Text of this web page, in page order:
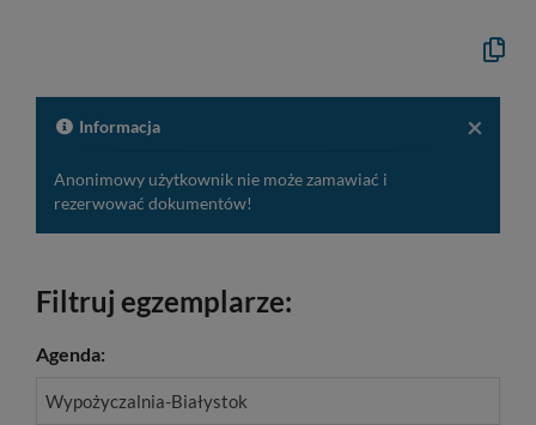
Kopiuj
do
×
Informacja
Anonimowy użytkownik nie może zamawiać i
rezerwować dokumentów!
Filtruj egzemplarze:
Agenda:
Wypożyczalnia-Białystok